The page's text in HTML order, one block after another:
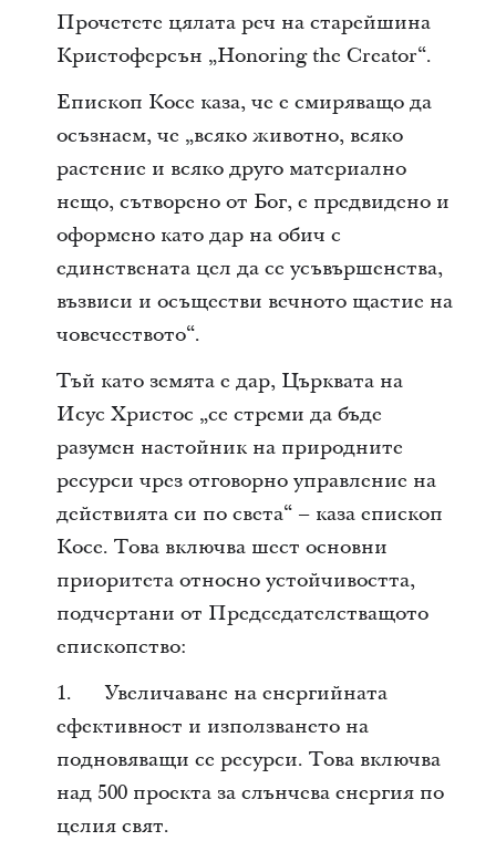
Прочетете цялата реч на старейшина
Кристоферсън „Honoring the Creator“.
Епископ Косе каза, че е смиряващо да
осъзнаем, че „всяко животно, всяко
растение и всяко друго материално
нещо, сътворено от Бог, е предвидено и
оформено като дар на обич с
единствената цел да се усъвършенства,
възвиси и осъществи вечното щастие на
човечеството“.
Тъй като земята е дар, Църквата на
Исус Христос „се стреми да бъде
разумен настойник на природните
ресурси чрез отговорно управление на
действията си по света“ – каза епископ
Косе. Това включва шест основни
приоритета относно устойчивостта,
подчертани от Председателстващото
епископство:
1. Увеличаване на енергийната
ефективност и използването на
подновяващи се ресурси. Това включва
над 500 проекта за слънчева енергия по
целия свят.